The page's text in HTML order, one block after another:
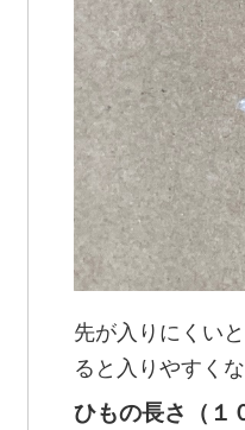
先が入りにくい
ると入りやすくな
ひもの長さ（１